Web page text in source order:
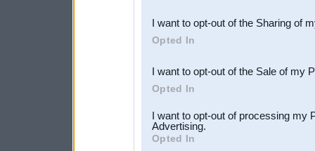
Downstream Participants
third parties.
I want to opt-out of the Sharing of
Opted In
I want to opt-out of the Sale of my
Opted In
I want to opt-out of processing my
Advertising.
Opted In